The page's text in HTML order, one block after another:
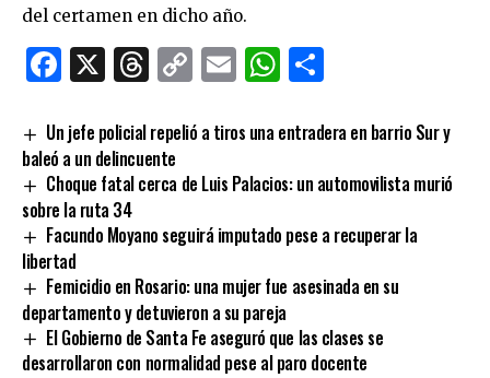
del certamen en dicho año.
Facebook
X Threads
CopyEmailWhatsApp
Un jefe policial repelió a tiros una entradera en barrio Sur y
baleó a un delincuente
Choque fatal cerca de Luis Palacios: un automovilista murió
sobre la ruta 34
Facundo Moyano seguirá imputado pese a recuperar la
libertad
Femicidio en Rosario: una mujer fue asesinada en su
departamento y detuvieron a su pareja
El Gobierno de Santa Fe aseguró que las clases se
desarrollaron con normalidad pese al paro docente